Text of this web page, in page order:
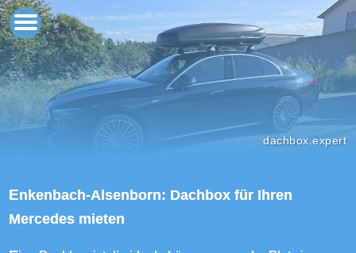
dachbox.expert
Enkenbach-Alsenborn: Dachbox für Ihren
Mercedes mieten